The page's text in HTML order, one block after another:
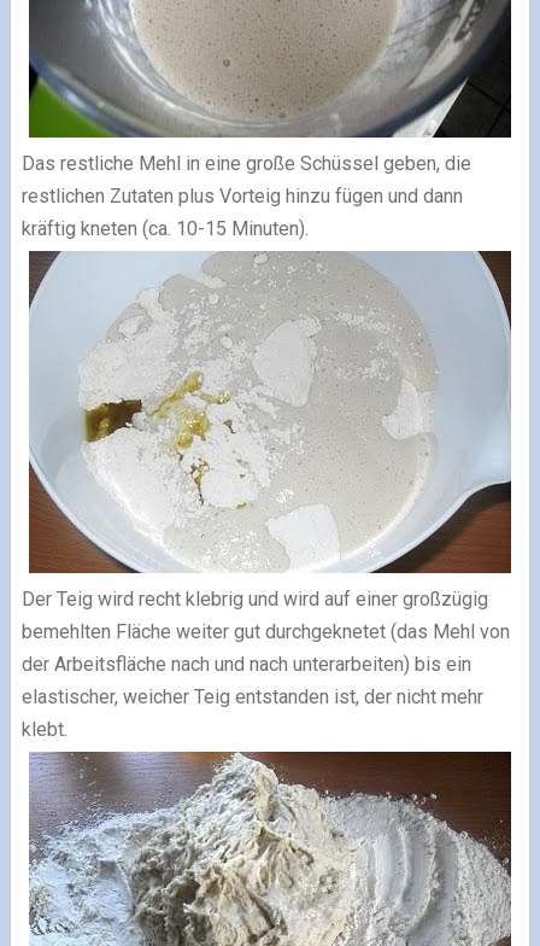
Das restliche Mehl in eine große Schüssel geben, die
restlichen Zutaten plus Vorteig hinzu fügen und dann
kräftig kneten (ca. 10-15 Minuten).
Der Teig wird recht klebrig und wird auf einer großzügig
bemehlten Fläche weiter gut durchgeknetet (das Mehl von
der Arbeitsfläche nach und nach unterarbeiten) bis ein
elastischer, weicher Teig entstanden ist, der nicht mehr
klebt.